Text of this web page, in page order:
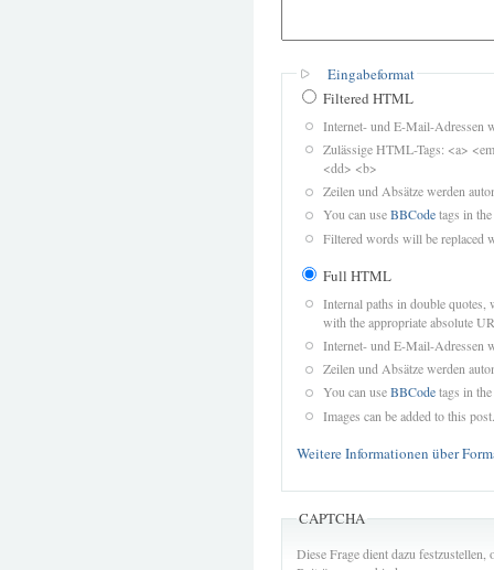
Eingabeformat
Filtered HTML
Internet- und E-Mail-Adressen
Zulässige HTML-Tags: <a>
<dd> <b>
Zeilen und Absätze werden
You can useBBCodetags in
Filtered words will be replaced
Full HTML
Internal paths in double quotes,
with the appropriate absolute
Internet- und E-Mail-Adressen
Zeilen und Absätze werden
You can useBBCodetags in
Images can be added to this post.
Weitere Informationen über
CAPTCHA
Diese Frage dient dazu